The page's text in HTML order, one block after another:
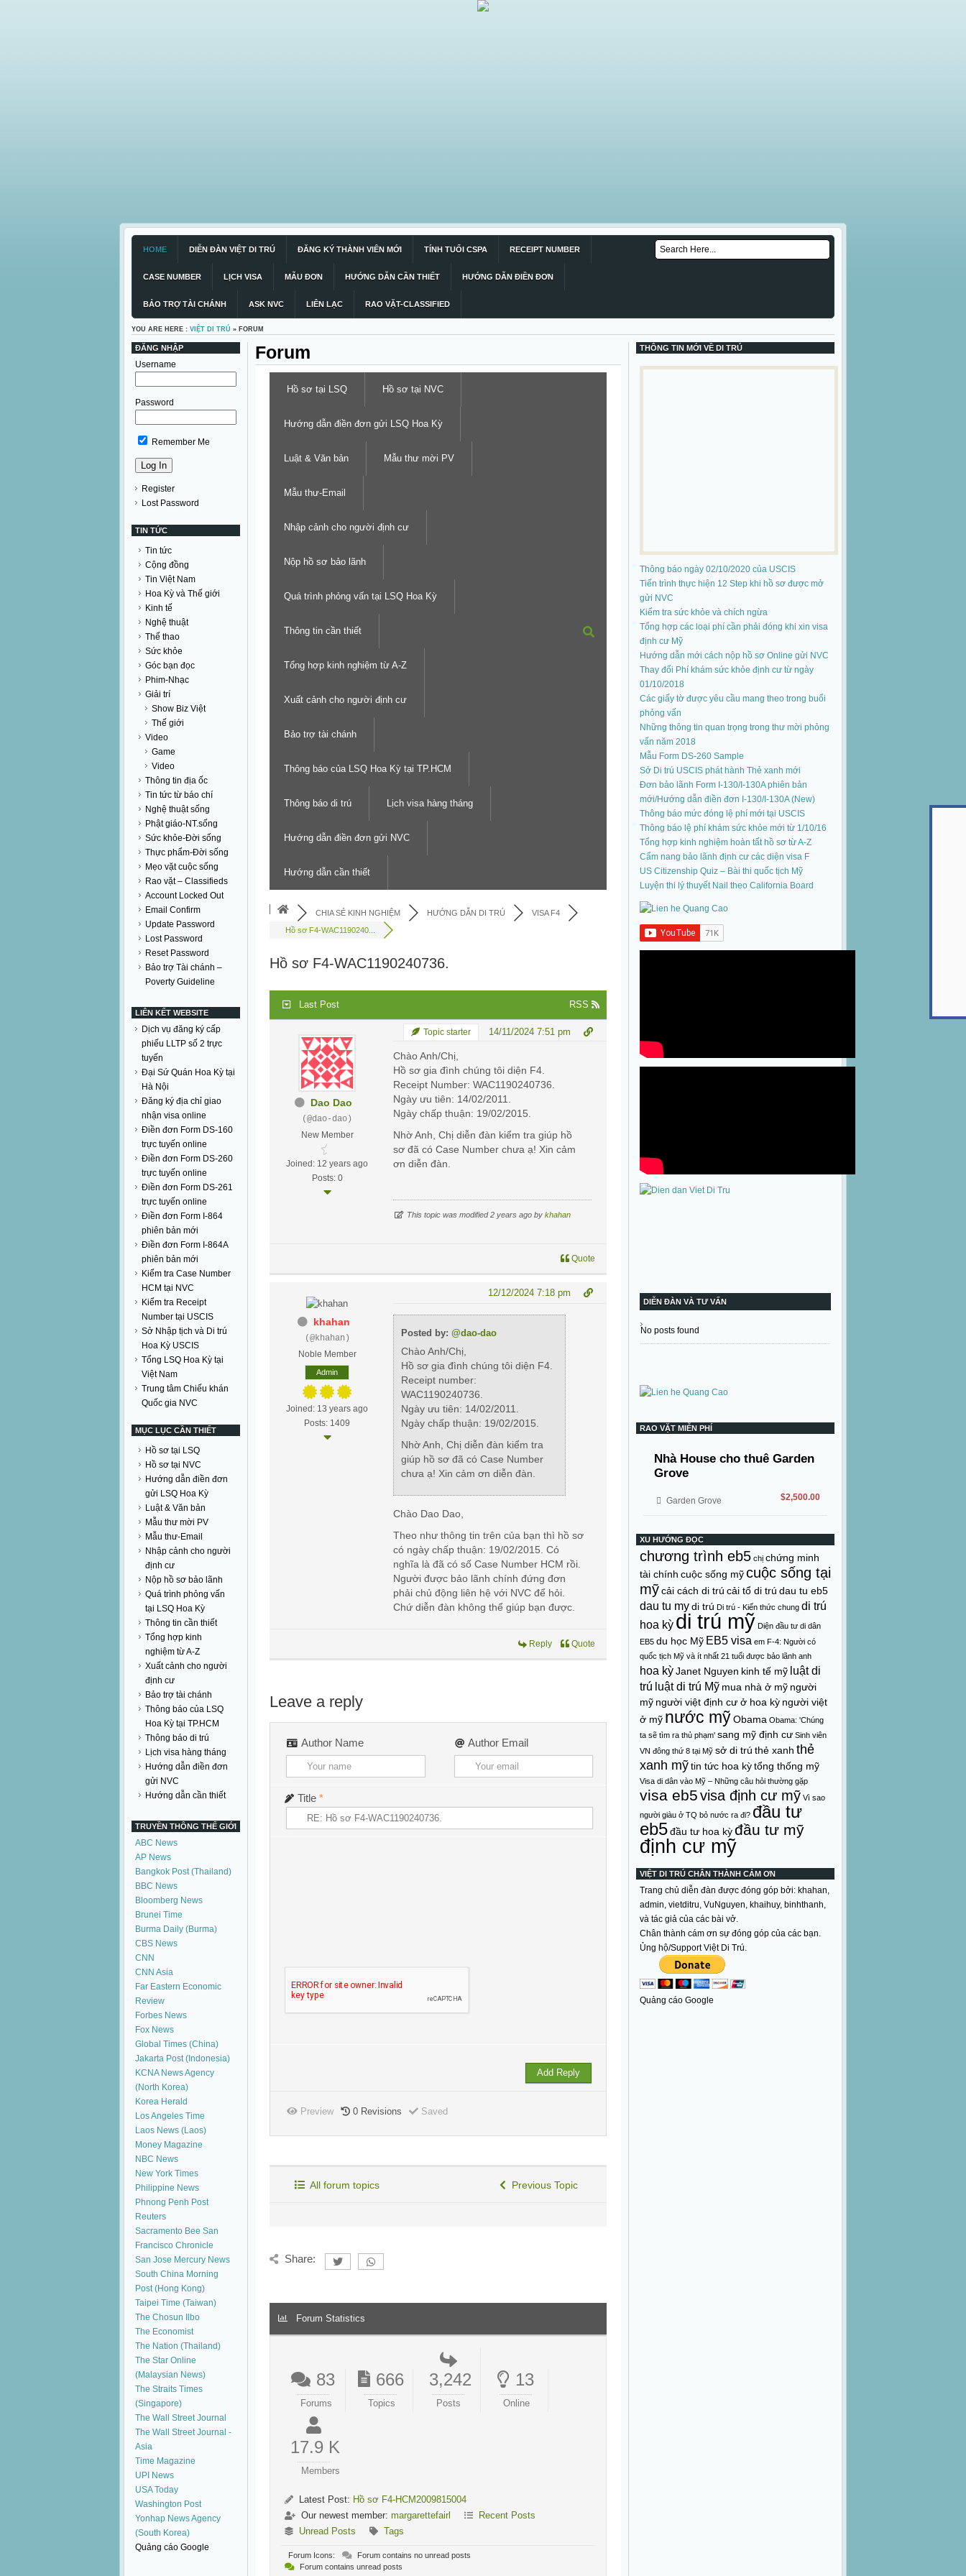
HOME DIỄN ĐÀN VIỆT DI TRÚ ĐĂNG KÝ THÀNH VIÊN MỚI TÍNH TUỔI CSPA RECEIPT NUMBER
CASE NUMBER LỊCH VISA MẪU ĐƠN HƯỚNG DẪN CẦN THIẾT HƯỚNG DẪN ĐIỀN ĐƠN
BẢO TRỢ TÀI CHÁNH ASK NVC LIÊN LẠC RAO VẶT-CLASSIFIED
YOU ARE HERE : VIỆT DI TRÚ » FORUM
ĐĂNG NHẬP
Username
Password
Remember Me
Register
Lost Password
TIN TỨC
Tin tức
Cộng đồng
Tin Việt Nam
Hoa Kỳ và Thế giới
Kinh tế
Nghệ thuật
Thể thao
Sức khỏe
Góc bạn đọc
Phim-Nhạc
Giải trí
Show Biz Việt
Thế giới
Video
Game
Video
Thông tin địa ốc
Tin tức từ báo chí
Nghệ thuật sống
Phật giáo-NT.sống
Sức khỏe-Đời sống
Thực phẩm-Đời sống
Mẹo vặt cuộc sống
Rao vặt – Classifieds
Account Locked Out
Email Confirm
Update Password
Lost Password
Reset Password
Bảo trợ Tài chánh –
Poverty Guideline
LIÊN KẾT WEBSITE
Dịch vụ đăng ký cấp
phiếu LLTP số 2 trực
tuyến
Đại Sứ Quán Hoa Kỳ tại
Hà Nội
Đăng ký địa chỉ giao
nhận visa online
Điền đơn Form DS-160
trực tuyến online
Điền đơn Form DS-260
trực tuyến online
Điền đơn Form DS-261
trực tuyến online
Điền đơn Form I-864
phiên bản mới
Điền đơn Form I-864A
phiên bản mới
Kiểm tra Case Number
HCM tại NVC
Kiểm tra Receipt
Number tại USCIS
Sở Nhập tịch và Di trú
Hoa Kỳ USCIS
Tổng LSQ Hoa Kỳ tại
Việt Nam
Trung tâm Chiếu khán
Quốc gia NVC
MỤC LỤC CẦN THIẾT
Hồ sơ tại LSQ
Hồ sơ tại NVC
Hướng dẫn điền đơn
gửi LSQ Hoa Kỳ
Luật & Văn bản
Mẫu thư mời PV
Mẫu thư-Email
Nhập cảnh cho người
định cư
Nộp hồ sơ bảo lãnh
Quá trình phỏng vấn
tại LSQ Hoa Kỳ
Thông tin cần thiết
Tổng hợp kinh
nghiệm từ A-Z
Xuất cảnh cho người
định cư
Bảo trợ tài chánh
Thông báo của LSQ
Hoa Kỳ tại TP.HCM
Thông báo di trú
Lịch visa hàng tháng
Hướng dẫn điền đơn
gửi NVC
Hướng dẫn cần thiết
TRUYỀN THÔNG THẾ GIỚI
ABC News
AP News
Bangkok Post (Thailand)
BBC News
Bloomberg News
Brunei Time
Burma Daily (Burma)
CBS News
CNN
CNN Asia
Far Eastern Economic
Review
Forbes News
Fox News
Global Times (China)
Jakarta Post (Indonesia)
KCNA News Agency
(North Korea)
Korea Herald
Los Angeles Time
Laos News (Laos)
Money Magazine
NBC News
New York Times
Philippine News
Phnong Penh Post
Reuters
Sacramento Bee San
Francisco Chronicle
San Jose Mercury News
South China Morning
Post (Hong Kong)
Taipei Time (Taiwan)
The Chosun Ilbo
The Economist
The Nation (Thailand)
The Star Online
(Malaysian News)
The Straits Times
(Singapore)
The Wall Street Journal
The Wall Street Journal -
Asia
Time Magazine
UPI News
USA Today
Washington Post
Yonhap News Agency
(South Korea)
Quảng cáo Google
Forum
Hồ sơ tại LSQ Hồ sơ tại NVC
Hướng dẫn điền đơn gửi LSQ Hoa Kỳ
Luật & Văn bản Mẫu thư mời PV
Mẫu thư-Email
Nhập cảnh cho người định cư
Nộp hồ sơ bảo lãnh
Quá trình phỏng vấn tại LSQ Hoa Kỳ
Thông tin cần thiết
Tổng hợp kinh nghiệm từ A-Z
Xuất cảnh cho người định cư
Bảo trợ tài chánh
Thông báo của LSQ Hoa Kỳ tại TP.HCM
Thông báo di trú Lịch visa hàng tháng
Hướng dẫn điền đơn gửi NVC
Hướng dẫn cần thiết
CHIA SẺ KINH NGHIỆM HƯỚNG DẪN DI TRÚ
VISA F4
Hồ sơ F4-WAC1190240...
Hồ sơ F4-WAC1190240736.
Last Post RSS
Dao Dao
(@dao-dao)
New Member
Joined: 12 years ago
Posts: 0
Topic starter 14/11/2024 7:51 pm
Chào Anh/Chị,
Hồ sơ gia đình chúng tôi diện F4.
Receipt Number: WAC1190240736.
Ngày ưu tiên: 14/02/2011.
Ngày chấp thuận: 19/02/2015.
Nhờ Anh, Chị diễn đàn kiểm tra giúp hồ
sơ đã có Case Number chưa ạ! Xin cảm
ơn diễn đàn.
This topic was modified 2 years ago by khahan
Quote
khahan
(@khahan)
Noble Member
Admin
Joined: 13 years ago
Posts: 1409
12/12/2024 7:18 pm
Posted by: @dao-dao
Chào Anh/Chị,
Hồ sơ gia đình chúng tôi diện F4.
Receipt number:
WAC1190240736.
Ngày ưu tiên: 14/02/2011.
Ngày chấp thuận: 19/02/2015.
Nhờ Anh, Chị diễn đàn kiểm tra
giúp hồ sơ đã có Case Number
chưa ạ! Xin cảm ơn diễn đàn.
Chào Dao Dao,
Theo như thông tin trên của bạn thì hồ sơ
có ngày chấp thuận: 19/02/2015. Có
nghĩa là đã có số Case Number HCM rồi.
Người được bảo lãnh chính đứng đơn
phải chủ động liên hệ với NVC để hỏi.
Chứ diễn đàn không thể giúp bạn được.
Reply Quote
Leave a reply
Author Name Author Email
Title *
Preview 0 Revisions Saved
All forum topics Previous Topic
Share:
Forum Statistics
83
Forums
666
Topics
3,242
Posts
13
Online
17.9 K
Members
Latest Post: Hồ sơ F4-HCM2009815004
Our newest member: margarettefairl
Recent Posts
Unread Posts
Tags
Forum Icons:
Forum contains no unread posts
Forum contains unread posts
THÔNG TIN MỚI VỀ DI TRÚ
Thông báo ngày 02/10/2020 của USCIS
Tiến trình thực hiện 12 Step khi hồ sơ được mở
gửi NVC
Kiểm tra sức khỏe và chích ngừa
Tổng hợp các loại phí cần phải đóng khi xin visa
định cư Mỹ
Hướng dẫn mới cách nộp hồ sơ Online gửi NVC
Thay đổi Phí khám sức khỏe định cư từ ngày
01/10/2018
Các giấy tờ được yêu cầu mang theo trong buổi
phỏng vấn
Những thông tin quan trọng trong thư mời phỏng
vấn năm 2018
Mẫu Form DS-260 Sample
Sở Di trú USCIS phát hành Thẻ xanh mới
Đơn bảo lãnh Form I-130/I-130A phiên bản
mới/Hướng dẫn điền đơn I-130/I-130A (New)
Thông báo mức đóng lệ phí mới tại USCIS
Thông báo lệ phí khám sức khỏe mới từ 1/10/16
Tổng hợp kinh nghiệm hoàn tất hồ sơ từ A-Z
Cẩm nang bảo lãnh định cư các diện visa F
US Citizenship Quiz – Bài thi quốc tịch Mỹ
Luyện thi lý thuyết Nail theo California Board
DIỄN ĐÀN VÀ TƯ VẤN
No posts found
RAO VẶT MIỄN PHÍ
Nhà House cho thuê Garden
Grove
Garden Grove $2,500.00
XU HƯỚNG ĐỌC
chương trình eb5 chị chứng minh
tài chính cuộc sống mỹcuộc sống tại
mỹcải cách di trú cải tổ di trú dau tu eb5
dau tu mydi trú Di trú - Kiến thức chung di trú
hoa kỳ di trú mỹ Diện đầu tư di dân
EB5 du học Mỹ EB5 visa em F-4: Người có
quốc tịch Mỹ và ít nhất 21 tuổi được bảo lãnh anh
hoa kỳJanet Nguyen kinh tế mỹ luật di
trú luật di trú Mỹ mua nhà ở mỹ người
mỹ người việt định cư ở hoa kỳ người việt
ở mỹ nước mỹObama Obama: 'Chúng
ta sẽ tìm ra thủ phạm' sang mỹ định cư Sinh viên
VN đông thứ 8 tại Mỹ sở di trú thẻ xanh thẻ
xanh mỹtin tức hoa kỳtổng thống mỹ
Visa di dân vào Mỹ – Những câu hỏi thường gặp
visa eb5visa định cư mỹ Vì sao
người giàu ở TQ bỏ nước ra đi? đầu tư
eb5đầu tư hoa kỳđầu tư mỹ
định cư mỹ
VIỆT DI TRÚ CHÂN THÀNH CẢM ƠN
Trang chủ diễn đàn được đóng góp bởi: khahan,
admin, vietditru, VuNguyen, khaihuy, binhthanh,
và tác giả của các bài vở.
Chân thành cám ơn sự đóng góp của các bạn.
Ủng hộ/Support Việt Di Trú.
Quảng cáo Google